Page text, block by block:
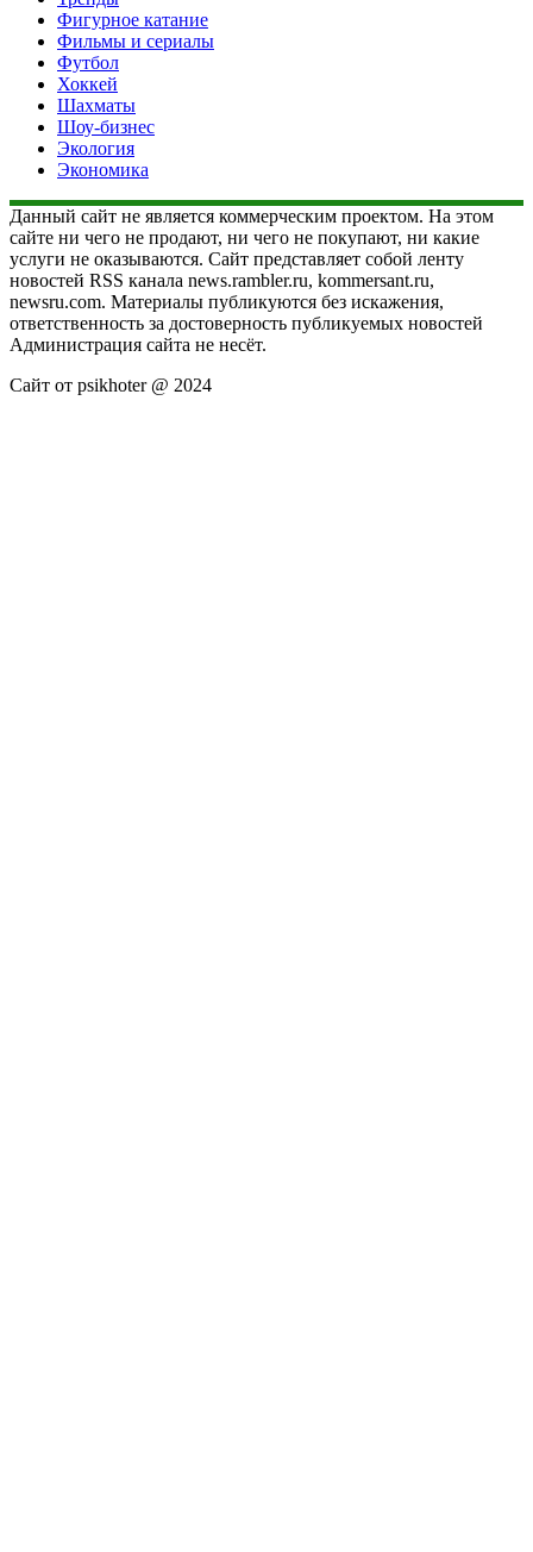
Фигурное катание
Фильмы и сериалы
Футбол
Хоккей
Шахматы
Шоу-бизнес
Экология
Экономика
Данный сайт не является коммерческим проектом. На этом
сайте ни чего не продают, ни чего не покупают, ни какие
услуги не оказываются. Сайт представляет собой ленту
новостей RSS канала news.rambler.ru, kommersant.ru,
newsru.com. Материалы публикуются без искажения,
ответственность за достоверность публикуемых новостей
Администрация сайта не несёт.
Сайт от psikhoter @ 2024